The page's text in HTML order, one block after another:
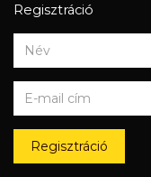
Regisztráció
Regisztráció